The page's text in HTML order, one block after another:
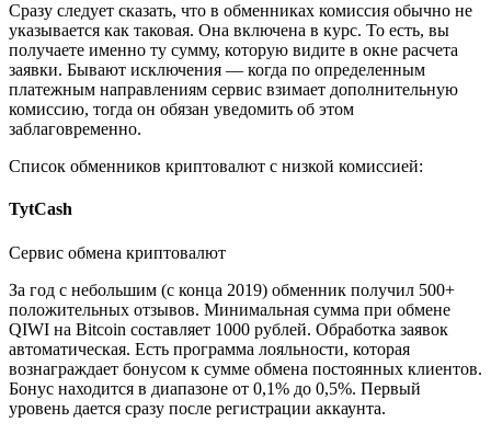
Сразу следует сказать, что в обменниках комиссия обычно не
указывается как таковая. Она включена в курс. То есть, вы
получаете именно ту сумму, которую видите в окне расчета
заявки. Бывают исключения — когда по определенным
платежным направлениям сервис взимает дополнительную
комиссию, тогда он обязан уведомить об этом
заблаговременно.
Список обменников криптовалют с низкой комиссией:
TytCash
Сервис обмена криптовалют
За год с небольшим (с конца 2019) обменник получил 500+
положительных отзывов. Минимальная сумма при обмене
QIWI на Bitcoin составляет 1000 рублей. Обработка заявок
автоматическая. Есть программа лояльности, которая
вознаграждает бонусом к сумме обмена постоянных клиентов.
Бонус находится в диапазоне от 0,1% до 0,5%. Первый
уровень дается сразу после регистрации аккаунта.